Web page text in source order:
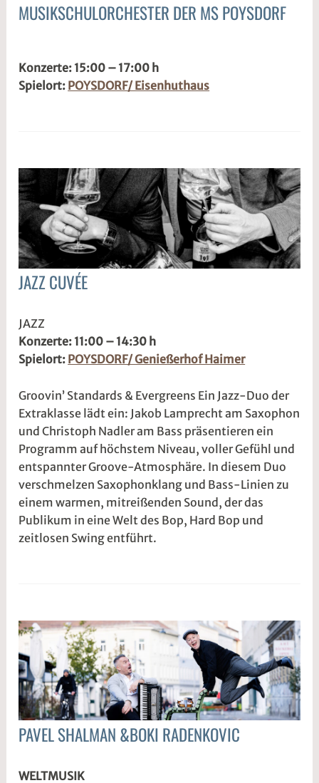
ALLGEMEIN
MUSIKSCHULORCHESTER DER MS POYSDORF
M
ä
2
6
d
w
r
2
t
@
Konzerte: 15:00 – 17:00 h
Spielort: POYSDORF/ Eisenhuthaus
ALLGEMEIN
JAZZ CUVÉE
.
M
ä
z
2
0
2
6
1
d
w
w
e
5
r
2
t
@
JAZZ
Konzerte: 11:00 – 14:30 h
Spielort: POYSDORF/ Genießerhof Haimer
Groovin’ Standards & Evergreens Ein Jazz-Duo der
Extraklasse lädt ein: Jakob Lamprecht am Saxophon
und Christoph Nadler am Bass präsentieren ein
Programm auf höchstem Niveau, voller Gefühl und
entspannter Groove-Atmosphäre. In diesem Duo
verschmelzen Saxophonklang und Bass-Linien zu
einem warmen, mitreißenden Sound, der das
Publikum in eine Welt des Bop, Hard Bop und
zeitlosen Swing entführt.
ALLGEMEIN
PAVEL SHALMAN &BOKI RADENKOVIC
.1
WELTMUSIK